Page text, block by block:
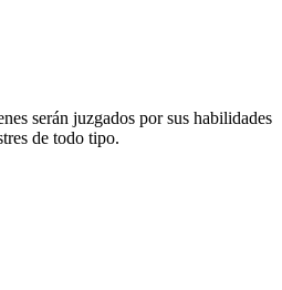
serán juzgados por sus habilidades
de todo tipo.